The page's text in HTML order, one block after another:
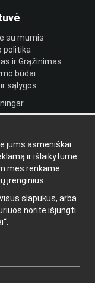
su mumis
politika
ir Grąžinimas
būdai
sąlygos
prisijungimas
jums asmeniškai
ir išlaikytume
mes renkame
įrenginius.
slapukus, arba
norite išjungti